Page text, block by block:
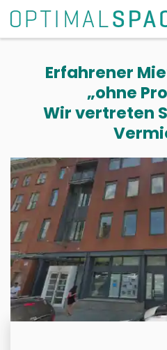
Erfahrener
„ohne
Wir vertreten